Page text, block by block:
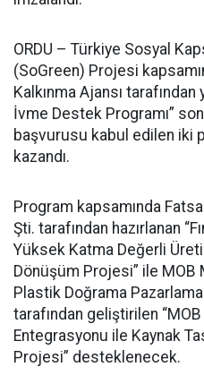
ORDU – Türkiye Sosyal
(SoGreen) Projesi
Kalkınma Ajansı tarafından
İvme Destek Programı”
başvurusu kabul edilen iki
kazandı.
Program kapsamında
Şti. tarafından hazırlanan
Yüksek Katma Değerli
Dönüşüm Projesi” ile MOB
Plastik Doğrama
tarafından geliştirilen
Entegrasyonu ile Kaynak
Projesi” desteklenecek.